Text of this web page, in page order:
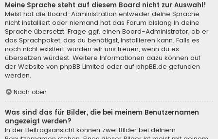
Meine Sprache steht auf diesem Board nicht zur Auswahl!
Meist hat die Board-Administration entweder deine Sprache
nicht installiert oder niemand hat das Forum bislang in deine
Sprache übersetzt. Frage ggf. einen Board-Administrator, ob er
das Sprachpaket, das du benötigst, installieren kann. Falls es
noch nicht existiert, würden wir uns freuen, wenn du es
übersetzen würdest. Weitere Informationen dazu können auf
der Website von phpBB Limited oder auf phpBB.de gefunden
werden.
Nach oben
Was sind das für Bilder, die bei meinem Benutzernamen
angezeigt werden?
In der Beitragsansicht können zwei Bilder bei deinem